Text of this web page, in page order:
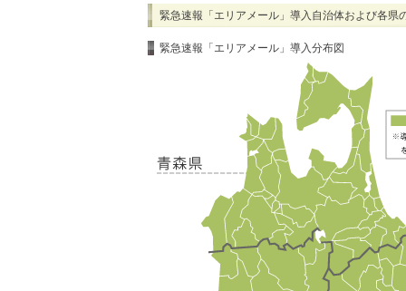
緊急速報「エリアメール」導入自治体および各県
緊急速報「エリアメール」導入分布図